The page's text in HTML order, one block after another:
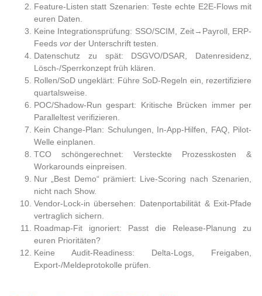
Feature-Listen statt Szenarien: Teste echte E2E-Flows mit
euren Daten.
Keine Integrationsprüfung: SSO/SCIM, Zeit→Payroll, ERP-
Feeds vorder Unterschrift testen.
Datenschutz zu spät: DSGVO/DSAR, Datenresidenz,
Lösch-/Sperrkonzept früh klären.
Rollen/SoD ungeklärt: Führe SoD-Regeln ein, rezertifiziere
quartalsweise.
POC/Shadow-Run gespart: Kritische Brücken immer per
Paralleltest verifizieren.
Kein Change-Plan: Schulungen, In-App-Hilfen, FAQ, Pilot-
Welle einplanen.
TCO schöngerechnet: Versteckte Prozesskosten &
Workarounds einpreisen.
Nur „Best Demo“ prämiert: Live-Scoring nach Szenarien,
nicht nach Show.
Vendor-Lock-in übersehen: Datenportabilität & Exit-Pfade
vertraglich sichern.
Roadmap-Fit ignoriert: Passt die Release-Planung zu
euren Prioritäten?
Keine Audit-Readiness: Delta-Logs, Freigaben,
Export-/Meldeprotokolle prüfen.